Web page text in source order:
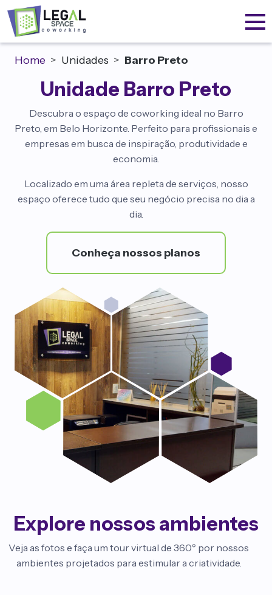
Home Unidades Barro Preto
Unidade Barro Preto
Descubra o espaço de coworking ideal no Barro
Preto, em Belo Horizonte. Perfeito para profissionais e
empresas em busca de inspiração, produtividade e
economia.
Localizado em uma área repleta de serviços, nosso
espaço oferece tudo que seu negócio precisa no dia a
dia.
Conheça nossos planos
Explore nossos ambientes
Veja as fotos e faça um tour virtual de 360º por nossos
ambientes projetados para estimular a criatividade.